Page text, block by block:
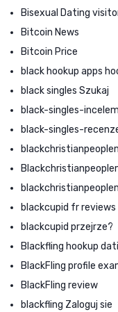
Bisexual Dating
Bitcoin News
Bitcoin Price
black hookup apps
black singles Szukaj
black-singles-
black-singles-
blackcupid fr reviews
blackcupid przejrze?
Blackfling hookup
BlackFling profile
BlackFling review
blackfling Zaloguj sie